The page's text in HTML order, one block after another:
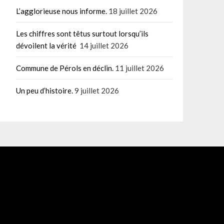
L’agglorieuse nous informe. 18 juillet 2026
Les chiffres sont têtus surtout lorsqu’ils
dévoilent la vérité 14 juillet 2026
Commune de Pérols en déclin. 11 juillet 2026
Un peu d’histoire.9 juillet 2026